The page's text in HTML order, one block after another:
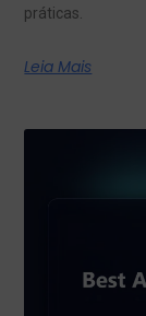
práticas.
Leia Mais